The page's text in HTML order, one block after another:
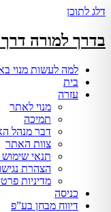
דלג לתוכן
בדרך למורה
למה לעשות מנוי
בית
עזרה
מנוי לאתר
תמיכה
דבר מנהל
צוות האתר
תנאי
הצהרת
מדיניות
כניסה
דיווח מבחן בע”פ